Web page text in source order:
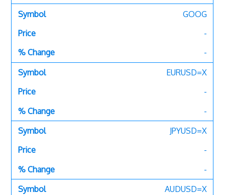
GOOG
-
-
EURUSD=X
-
-
JPYUSD=X
-
-
AUDUSD=X